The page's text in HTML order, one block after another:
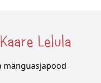
mänguasjapood